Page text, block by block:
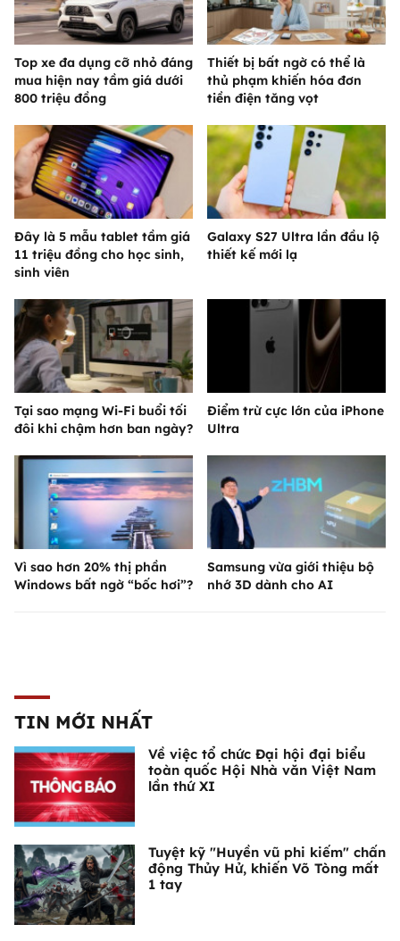
Top xe đa dụng cỡ nhỏ đáng
mua hiện nay tầm giá dưới
800 triệu đồng
Thiết bị bất ngờ có thể là
thủ phạm khiến hóa đơn
tiền điện tăng vọt
Đây là 5 mẫu tablet tầm giá
11 triệu đồng cho học sinh,
sinh viên
Galaxy S27 Ultra lần đầu lộ
thiết kế mới lạ
Tại sao mạng Wi-Fi buổi tối
đôi khi chậm hơn ban ngày?
Điểm trừ cực lớn của iPhone
Ultra
Vì sao hơn 20% thị phần
Windows bất ngờ “bốc hơi”?
Samsung vừa giới thiệu bộ
nhớ 3D dành cho AI
TIN MỚI NHẤT
Về việc tổ chức Đại hội đại biểu
toàn quốc Hội Nhà văn Việt Nam
lần thứ XI
Tuyệt kỹ "Huyền vũ phi kiếm" chấn
động Thủy Hử, khiến Võ Tòng mất
1 tay